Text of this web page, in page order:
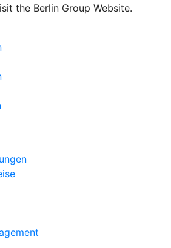
the Berlin Group Website.